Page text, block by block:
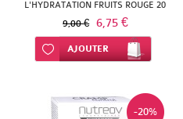
L'HYDRATATION FRUITS ROUGE 20
PASTILLES
9,00 € 6,75 €
Ajouter à ma liste d’envie
AJOUTER
-20%